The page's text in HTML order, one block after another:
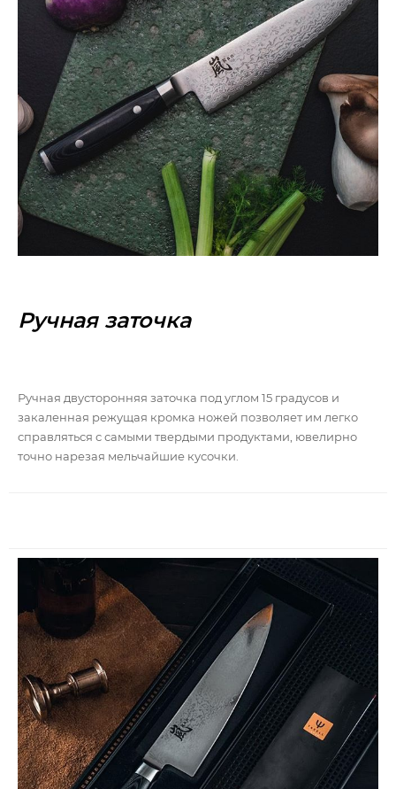
Ручная заточка
Ручная двусторонняя заточка под углом 15 градусов и
закаленная режущая кромка ножей позволяет им легко
справляться с самыми твердыми продуктами, ювелирно
точно нарезая мельчайшие кусочки.